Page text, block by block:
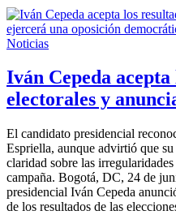
Noticias
Iván Cepeda
electorales y
El candidato presidencial
Espriella, aunque advirtió que
claridad sobre las
campaña. Bogotá, DC, 24 de
presidencial Iván Cepeda
de los resultados de las